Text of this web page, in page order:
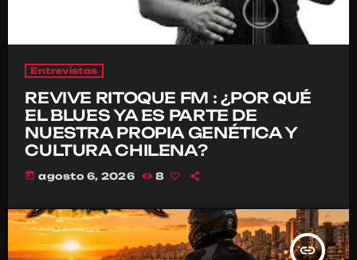
Entrevistas
REVIVE RITOQUE FM : ¿POR QUÉ
EL BLUES YA ES PARTE DE
NUESTRA PROPIA GENÉTICA Y
CULTURA CHILENA?
today agosto 6, 2026 8
insert_link